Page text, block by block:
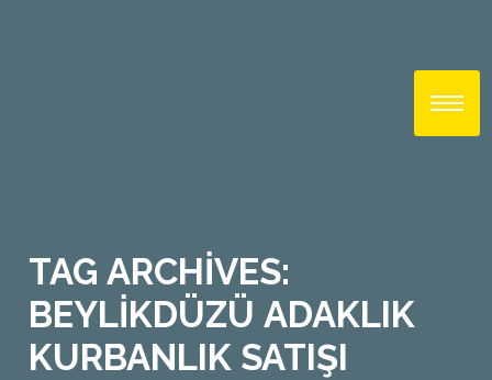
TAG ARCHIVES:
BEYLIKDÜZÜ ADAKLIK
KURBANLIK SATIŞI